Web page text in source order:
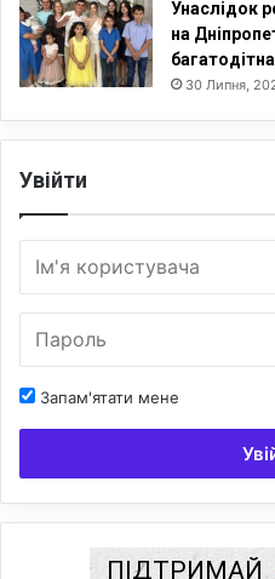
Унаслідок
на
30 Липня,
Увійти
Запам'ятати мене